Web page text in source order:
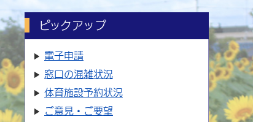
ピックアップ
電子申請
窓口の混雑状況
体育施設予約状況
ご意見・ご要望